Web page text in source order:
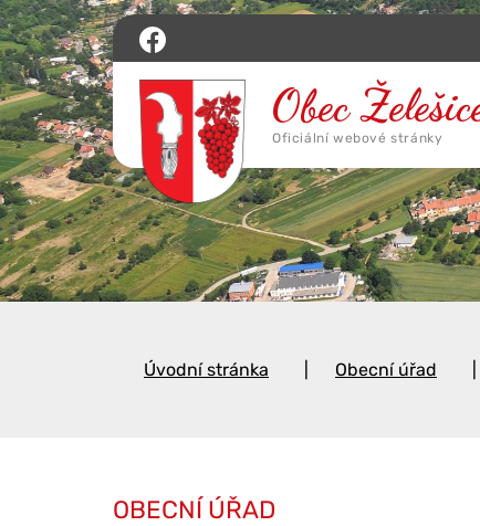
Úvodní stránka Obecní úřad
OBECNÍ ÚŘAD